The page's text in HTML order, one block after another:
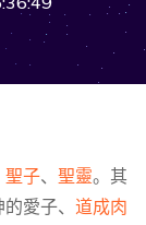
聖子、 聖靈。 其
的愛子、 道成肉